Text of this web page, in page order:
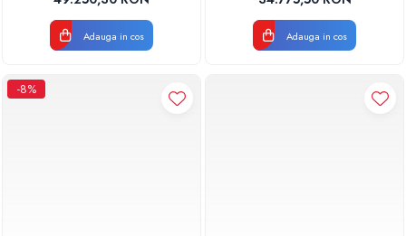
48600009016 Aquaclean
Valrom
Adauga in cos
48600000008 Aquaclean
Valrom
Adauga in cos
-8%